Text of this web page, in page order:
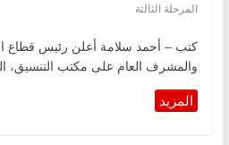
المرحلة الثالثة
كتب – أحمد سلامة أعلن رئيس قطاع
والمشرف العام على مكتب التنسيق،